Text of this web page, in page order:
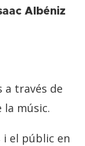
Albéniz
través de
la músic.
i el públic en